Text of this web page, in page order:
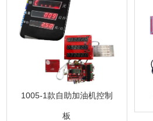
1005-1款自助加油机控制
板